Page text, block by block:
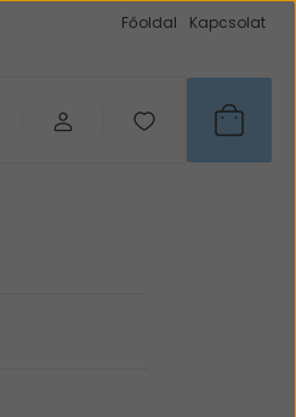
Főoldal Kapcsolat